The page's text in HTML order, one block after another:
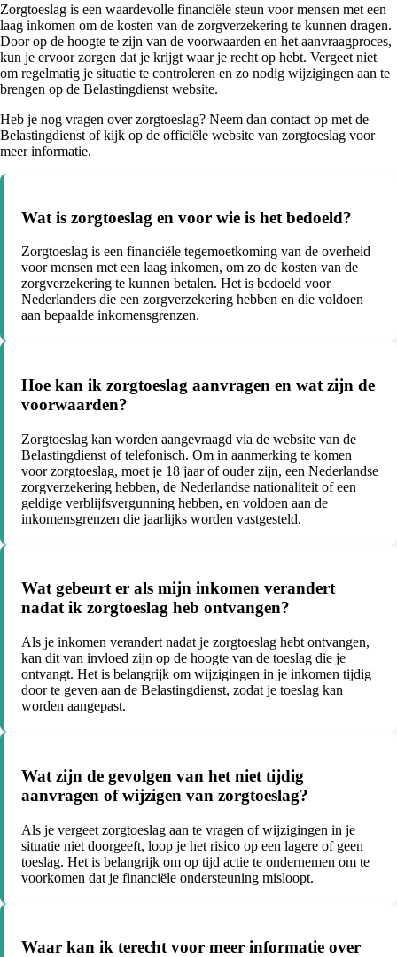
Zorgtoeslag is een waardevolle financiële steun voor mensen met een
laag inkomen om de kosten van de zorgverzekering te kunnen dragen.
Door op de hoogte te zijn van de voorwaarden en het aanvraagproces,
kun je ervoor zorgen dat je krijgt waar je recht op hebt. Vergeet niet
om regelmatig je situatie te controleren en zo nodig wijzigingen aan te
brengen op de Belastingdienst website.
Heb je nog vragen over zorgtoeslag? Neem dan contact op met de
Belastingdienst of kijk op de officiële website van zorgtoeslag voor
meer informatie.
Wat is zorgtoeslag en voor wie is het bedoeld?
Zorgtoeslag is een financiële tegemoetkoming van de overheid
voor mensen met een laag inkomen, om zo de kosten van de
zorgverzekering te kunnen betalen. Het is bedoeld voor
Nederlanders die een zorgverzekering hebben en die voldoen
aan bepaalde inkomensgrenzen.
Hoe kan ik zorgtoeslag aanvragen en wat zijn de
voorwaarden?
Zorgtoeslag kan worden aangevraagd via de website van de
Belastingdienst of telefonisch. Om in aanmerking te komen
voor zorgtoeslag, moet je 18 jaar of ouder zijn, een Nederlandse
zorgverzekering hebben, de Nederlandse nationaliteit of een
geldige verblijfsvergunning hebben, en voldoen aan de
inkomensgrenzen die jaarlijks worden vastgesteld.
Wat gebeurt er als mijn inkomen verandert
nadat ik zorgtoeslag heb ontvangen?
Als je inkomen verandert nadat je zorgtoeslag hebt ontvangen,
kan dit van invloed zijn op de hoogte van de toeslag die je
ontvangt. Het is belangrijk om wijzigingen in je inkomen tijdig
door te geven aan de Belastingdienst, zodat je toeslag kan
worden aangepast.
Wat zijn de gevolgen van het niet tijdig
aanvragen of wijzigen van zorgtoeslag?
Als je vergeet zorgtoeslag aan te vragen of wijzigingen in je
situatie niet doorgeeft, loop je het risico op een lagere of geen
toeslag. Het is belangrijk om op tijd actie te ondernemen om te
voorkomen dat je financiële ondersteuning misloopt.
Waar kan ik terecht voor meer informatie over